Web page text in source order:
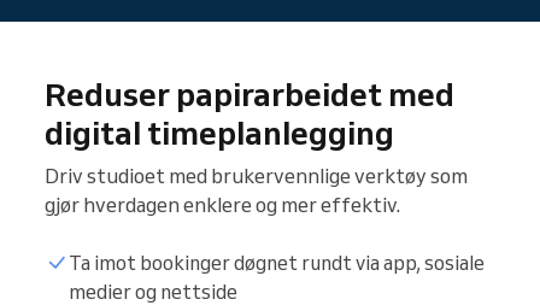
Reduser papirarbeidet med
digital timeplanlegging
Driv studioet med brukervennlige verktøy som
gjør hverdagen enklere og mer effektiv.
Ta imot bookinger døgnet rundt via app, sosiale
medier og nettside